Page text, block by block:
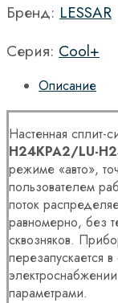
Бренд: LESSAR
Серия: Cool+
Описание
Настенная сплит-
H24KPA2/LU-
режиме «авто»,
пользователем
поток
равномерно, без
сквозняков.
перезапускается
параметрами.